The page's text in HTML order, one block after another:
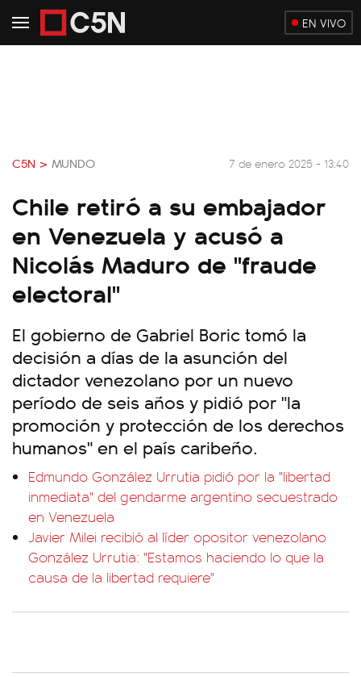
EN VIVO
C5N > MUNDO 7 de enero 2025 - 13:40
Chile retiró a su embajador
en Venezuela y acusó a
Nicolás Maduro de "fraude
electoral"
El gobierno de Gabriel Boric tomó la
decisión a días de la asunción del
dictador venezolano por un nuevo
período de seis años y pidió por "la
promoción y protección de los derechos
humanos" en el país caribeño.
Edmundo González Urrutia pidió por la "libertad
inmediata" del gendarme argentino secuestrado
en Venezuela
Javier Milei recibió al líder opositor venezolano
González Urrutia: "Estamos haciendo lo que la
causa de la libertad requiere"